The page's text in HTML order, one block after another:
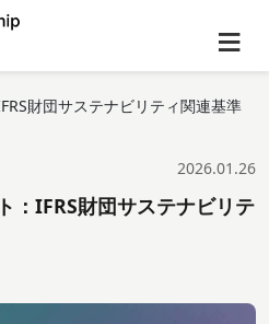
≡
財団サステナビリティ関連基準
2026.01.26
：IFRS財団サステナビリテ